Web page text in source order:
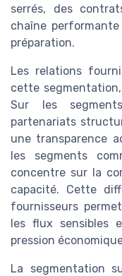
serrés, des
chaîne
préparation.
Les relations
cette
Sur les
partenariats
une transparence
les segments
concentre sur la
capacité. Cette
fournisseurs
les flux sensibles
pression
La segmentation